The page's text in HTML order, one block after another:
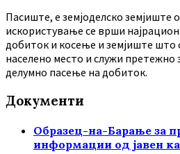
Пасиште, е земјоделско земјиште
искористување се врши
добиток и косење и земјиште што
населено место и служи претежно
делумно пасење на добиток.
Документи
Образец-на-Барање за
информации од јавен